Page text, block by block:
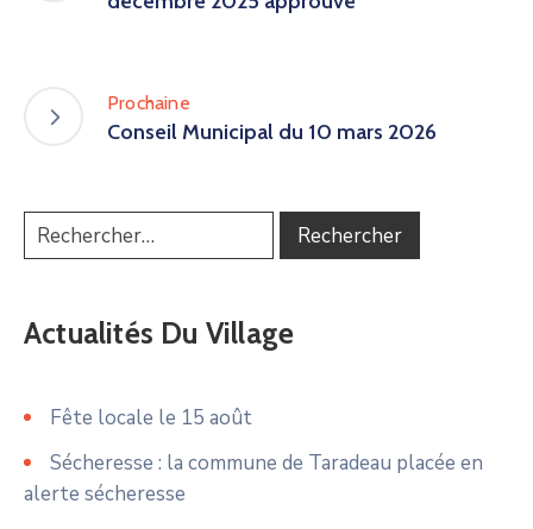
Prochaine
Conseil Municipal du 10 mars 2026
Actualités Du Village
Fête locale le 15 août
Sécheresse : la commune de Taradeau placée en
alerte sécheresse